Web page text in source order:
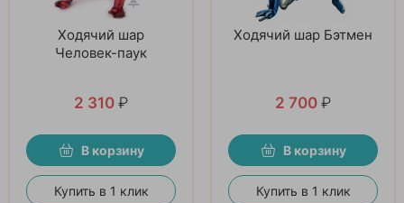
Ходячий шар
Человек-паук
2 310 ₽
В корзину
Купить в 1 клик
Ходячий шар Бэтмен
2 700 ₽
В корзину
Купить в 1 клик